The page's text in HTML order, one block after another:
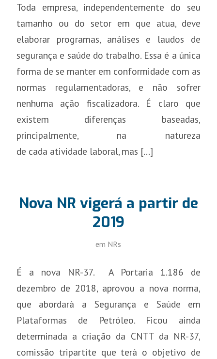
Toda empresa, independentemente do seu
tamanho ou do setor em que atua, deve
elaborar programas, análises e laudos de
segurança e saúde do trabalho. Essa é a única
forma de se manter em conformidade com as
normas regulamentadoras, e não sofrer
nenhuma ação fiscalizadora. É claro que
existem diferenças baseadas,
principalmente, na natureza
de cada atividade laboral, mas […]
Nova NR vigerá a partir de
2019
em NRs
É a nova NR-37. A Portaria 1.186 de
dezembro de 2018, aprovou a nova norma,
que abordará a Segurança e Saúde em
Plataformas de Petróleo. Ficou ainda
determinada a criação da CNTT da NR-37,
comissão tripartite que terá o objetivo de